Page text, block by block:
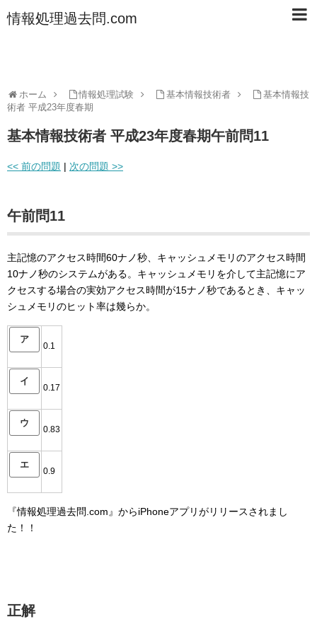
情報処理過去問.com
ホーム 情報処理試験 基本情報技術者
基本情報技
術者 平成23年度春期
基本情報技術者 平成23年度春期午前問11
<< 前の問題 | 次の問題 >>
午前問11
主記憶のアクセス時間60ナノ秒、キャッシュメモリのアクセス時間
10ナノ秒のシステムがある。キャッシュメモリを介して主記憶にア
クセスする場合の実効アクセス時間が15ナノ秒であるとき、キャッ
シュメモリのヒット率は幾らか。
ア
0.1
イ
0.17
ウ
0.83
エ
0.9
『情報処理過去問.com』からiPhoneアプリがリリースされまし
た！！
正解